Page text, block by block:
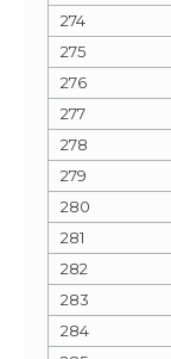
274
275
276
277
278
279
280
281
282
283
284